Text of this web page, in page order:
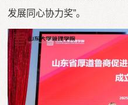
发展同心协力奖”。